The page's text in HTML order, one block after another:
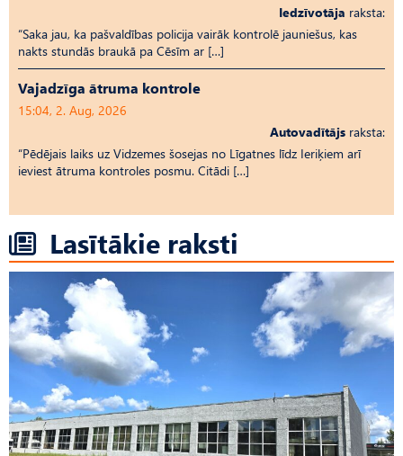
Iedzīvotāja raksta:
“Saka jau, ka pašvaldības policija vairāk kontrolē jauniešus, kas
nakts stundās braukā pa Cēsīm ar […]
Vajadzīga ātruma kontrole
15:04, 2. Aug, 2026
Autovadītājs raksta:
“Pēdējais laiks uz Vid­ze­mes šosejas no Līgatnes līdz Ieriķiem arī
ieviest ātruma kontroles posmu. Citādi […]
Lasītākie raksti